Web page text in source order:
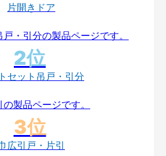
片開きドア
セット吊戸・引分
広引戸・片引